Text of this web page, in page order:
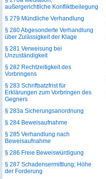
außergerichtliche Konfliktbeilegung
§ 279 Mündliche Verhandlung
§ 280 Abgesonderte Verhandlung
über Zulässigkeit der Klage
§ 281 Verweisung bei
Unzuständigkeit
§ 282 Rechtzeitigkeit des
Vorbringens
§ 283 Schriftsatzfrist für
Erklärungen zum Vorbringen des
Gegners
§ 283a Sicherungsanordnung
§ 284 Beweisaufnahme
§ 285 Verhandlung nach
Beweisaufnahme
§ 286 Freie Beweiswürdigung
§ 287 Schadensermittlung; Höhe
der Forderung